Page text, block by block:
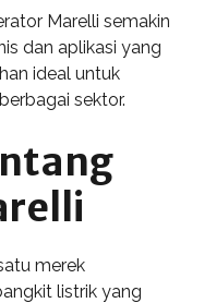
Marelli semakin
dan aplikasi yang
ideal untuk
sektor.
merek
listrik yang